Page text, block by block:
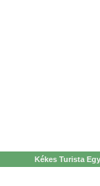
Kékes Turista